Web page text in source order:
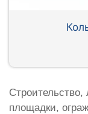
площадки,